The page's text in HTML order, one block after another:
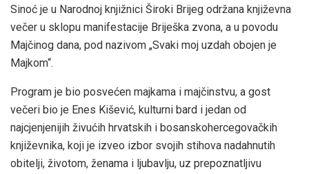
Sinoć je u Narodnoj knjižnici Široki Brijeg održana književna
večer u sklopu manifestacije Briješka zvona, a u povodu
Majčinog dana, pod nazivom „Svaki moj uzdah obojen je
Majkom“.
Program je bio posvećen majkama i majčinstvu, a gost
večeri bio je Enes Kišević, kulturni bard i jedan od
najcjenjenijih živućih hrvatskih i bosanskohercegovačkih
književnika, koji je izveo izbor svojih stihova nadahnutih
obitelji, životom, ženama i ljubavlju, uz prepoznatljivu